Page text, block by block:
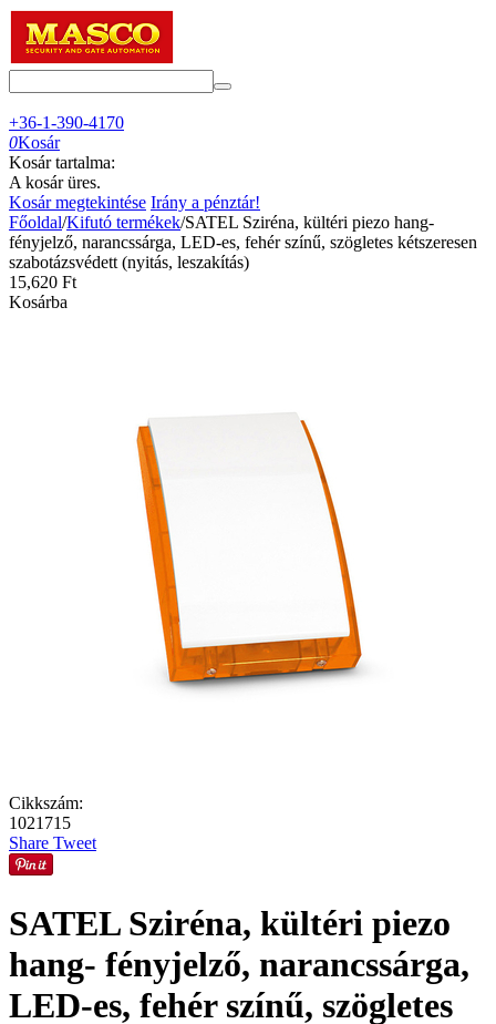
+36-1-390-4170
0Kosár
Kosár tartalma:
A kosár üres.
Kosár megtekintése Irány a pénztár!
Főoldal/Kifutó termékek/SATEL Sziréna, kültéri piezo hang-
fényjelző, narancssárga, LED-es, fehér színű, szögletes kétszeresen
szabotázsvédett (nyitás, leszakítás)
15,620 Ft
Kosárba
Cikkszám:
1021715
Share Tweet
SATEL Sziréna, kültéri piezo
hang- fényjelző, narancssárga,
LED-es, fehér színű, szögletes